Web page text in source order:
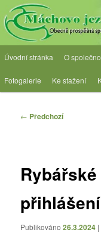
Přejít
k
hlavnímu
obsahu
webu OPS
Obecně prospěšná
Hlavní
menu
Úvodní stránka O
Fotogalerie Ke stažení
Navigace
← Předchozí
přihlášení
Publikováno26.3.2024